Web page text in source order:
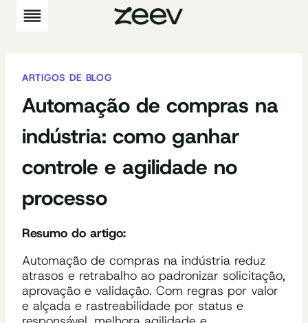
Pular
para
ARTIGOS DE BLOG
Automação de compras na
indústria: como ganhar
controle e agilidade no
processo
Resumo do artigo:
Automação de compras na indústria reduz
atrasos e retrabalho ao padronizar solicitação,
aprovação e validação. Com regras por valor
e alçada e rastreabilidade por status e